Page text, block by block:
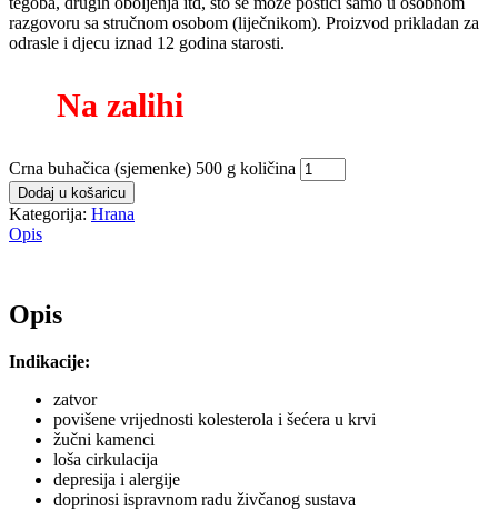
razgovoru sa stručnom osobom (liječnikom). Proizvod prikladan za
odrasle i djecu iznad 12 godina starosti.
Na zalihi
Crna buhačica (sjemenke) 500 g količina
Dodaj u košaricu
Kategorija: Hrana
Opis
Opis
Indikacije:
zatvor
povišene vrijednosti kolesterola i šećera u krvi
žučni kamenci
loša cirkulacija
depresija i alergije
doprinosi ispravnom radu živčanog sustava